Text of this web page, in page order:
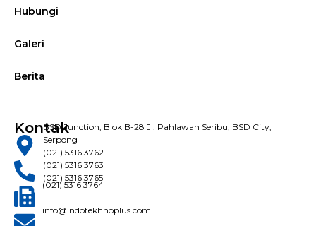
Hubungi
Galeri
Berita
KontakBSD Junction, Blok B-28 Jl. Pahlawan Seribu, BSD City,
Serpong
(021) 5316 3762
(021) 5316 3763
(021) 5316 3765
(021) 5316 3764
info@indotekhnoplus.com